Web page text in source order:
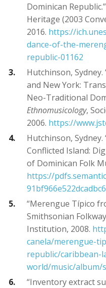
Dominican
Heritage (2003
2016. https://
dance-of-the-
republic-01162
Hutchinson,
and New York:
Neo-Traditional
Ethnomusicology,
2006. https://
Hutchinson,
Conflicted Island:
of Dominican Folk
https://
“Merengue Típico
Smithsonian
Institution, 2008.
canela/merengue-
republic/caribbean-
world/music/album/
“Inventory extract